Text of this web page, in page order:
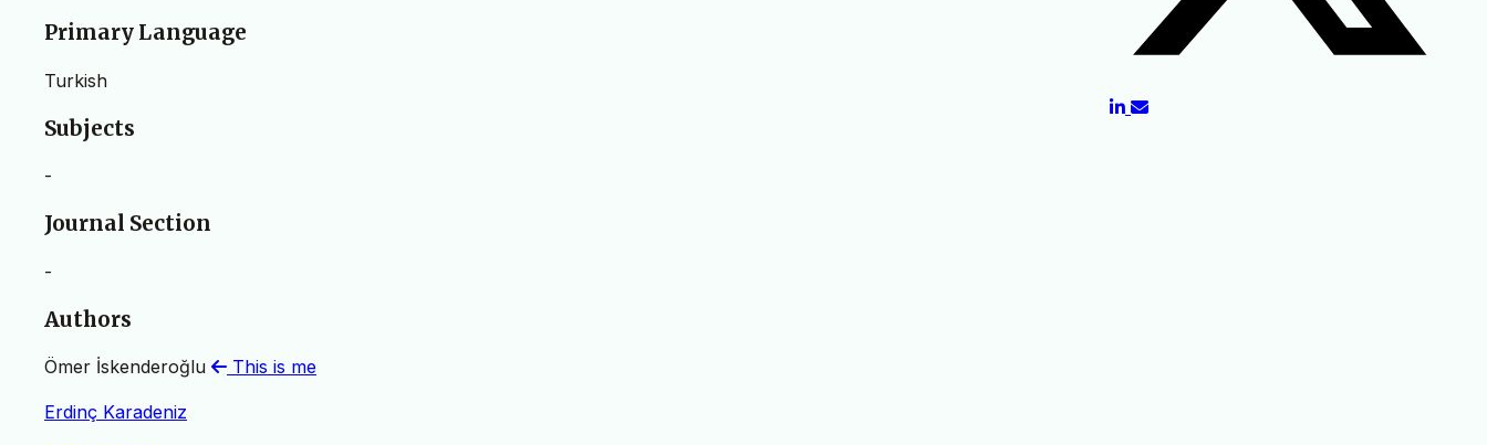
Primary Language
Turkish
Subjects
-
Journal Section
-
Authors
Ömer İskenderoğlu This is me
Erdinç Karadeniz